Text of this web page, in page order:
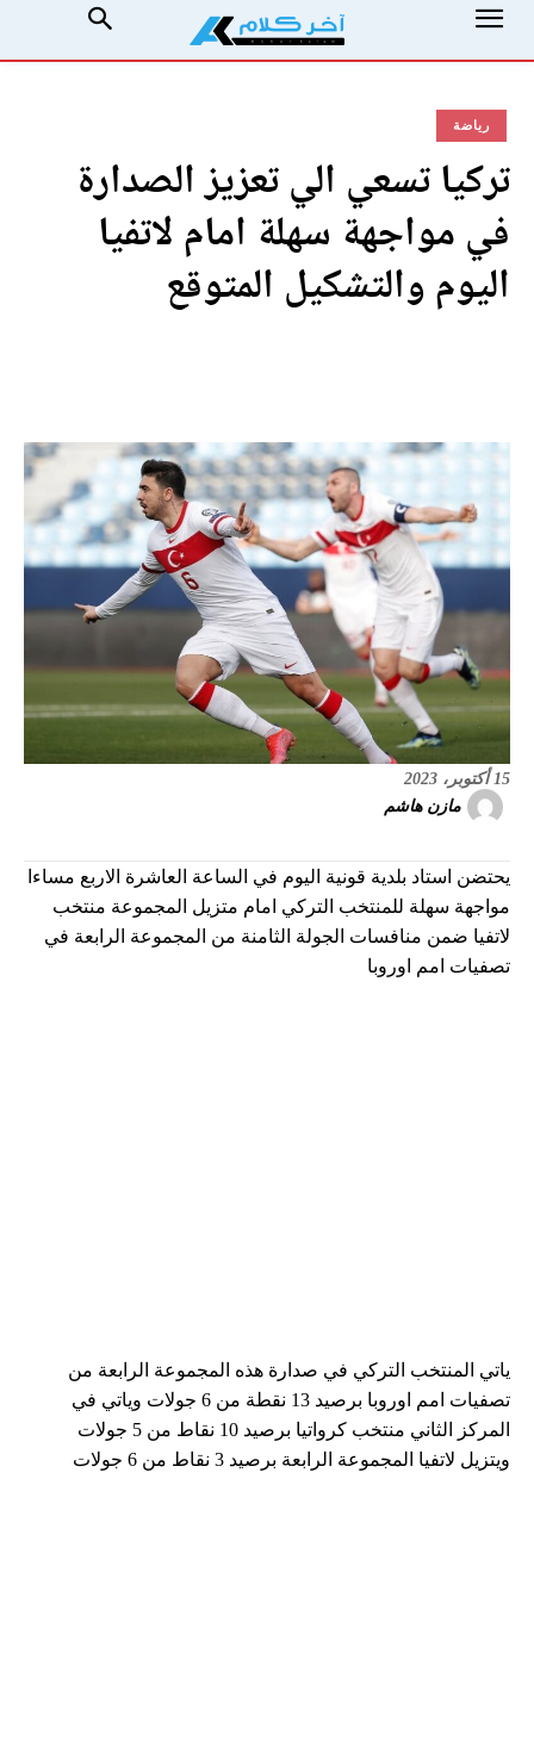
رياضة
تركيا تسعي الي تعزيز الصدارة
في مواجهة سهلة امام لاتفيا
اليوم والتشكيل المتوقع
15 أكتوبر، 2023
مازن هاشم
يحتضن استاد بلدية قونية اليوم في الساعة العاشرة الاربع مساءا
مواجهة سهلة للمنتخب التركي امام متزيل المجموعة منتخب
لاتفيا ضمن منافسات الجولة الثامنة من المجموعة الرابعة في
تصفيات امم اوروبا
ياتي المنتخب التركي في صدارة هذه المجموعة الرابعة من
تصفيات امم اوروبا برصيد 13 نقطة من 6 جولات وياتي في
المركز الثاني منتخب كرواتيا برصيد 10 نقاط من 5 جولات
ويتزيل لاتفيا المجموعة الرابعة برصيد 3 نقاط من 6 جولات